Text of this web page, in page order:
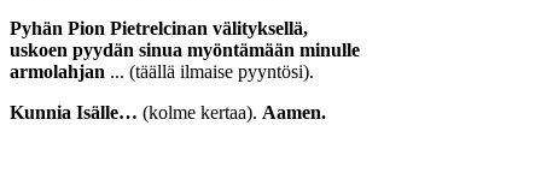
Pyhän Pion Pietrelcinan välityksellä,
uskoen pyydän sinua myöntämään minulle
armolahjan ... (täällä ilmaise pyyntösi).
Kunnia Isälle… (kolme kertaa). Aamen.